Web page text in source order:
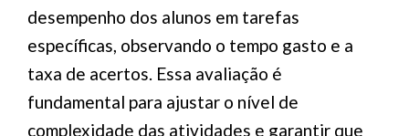
desempenho dos alunos em tarefas
específicas, observando o tempo gasto e a
taxa de acertos. Essa avaliação é
fundamental para ajustar o nível de
complexidade das atividades e garantir que